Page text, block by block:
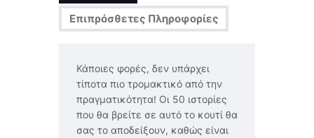
Επιπρόσθετες Πληροφορίες
Κάποιες φορές, δεν υπάρχει
τίποτα πιο τρομακτικό από την
πραγματικότητα! Οι 50 ιστορίες
που θα βρείτε σε αυτό το κουτί θα
σας το αποδείξουν, καθώς είναι